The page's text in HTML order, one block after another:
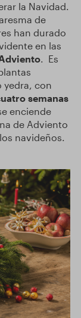
la Navidad.
de
han durado
en las
. Es
yedra, con
semanas
enciende
de Adviento
navideños.